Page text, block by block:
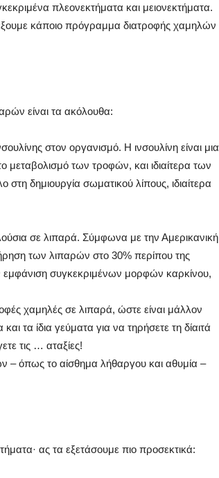
πλεονεκτήματα και μειονεκτήματα.
κάποιο πρόγραμμα διατροφής χαμηλών
είναι τα ακόλουθα:
στον οργανισμό. Η ινσουλίνη είναι μια
των τροφών, και ιδιαίτερα των
δημιουργία σωματικού λίπους, ιδιαίτερα
σε λιπαρά. Σύμφωνα με την Αμερικανική
των λιπαρών στο 30% περίπου της
εμφάνιση συγκεκριμένων μορφών καρκίνου,
χαμηλές σε λιπαρά, ώστε είναι μάλλον
τα ίδια γεύματα για να τηρήσετε τη δίαιτά
τις … αταξίες!
– όπως το αίσθημα λήθαργου και αθυμία –
ας τα εξετάσουμε πιο προσεκτικά: